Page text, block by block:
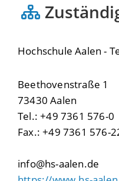
Hochschule Aalen -
Beethovenstraße 1
73430 Aalen
Tel.: +49 7361 576-0
Fax.: +49 7361 576-
info@hs-aalen.de